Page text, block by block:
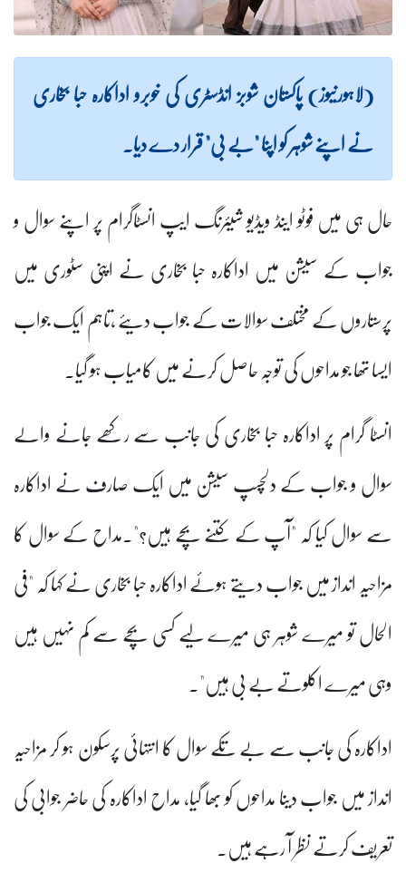
(لاہورنیوز) پاکستان شوبز انڈسٹری کی خوبرو اداکارہ حبا بخاری
نے اپنے شوہر کو اپنا "بے بی" قرار دے دیا۔
حال ہی میں فوٹو اینڈ ویڈیو شیئرنگ ایپ انسٹاگرام پر اپنے سوال و
جواب کے سیشن میں اداکارہ حبا بخاری نے اپنی سٹوری میں
پرستاروں کے مختلف سوالات کے جواب دیئے ،تاہم ایک جواب
ایسا تھا جو مداحوں کی توجہ حاصل کرنے میں کامیاب ہو گیا۔
انسٹا گرام پر اداکارہ حبا بخاری کی جانب سے رکھے جانے والے
سوال و جواب کے دلچسپ سیشن میں ایک صارف نے اداکارہ
سے سوال کیا کہ "آپ کے کتنے بچے ہیں؟"۔مداح کے سوال کا
مزاحیہ انداز میں جواب دیتے ہوئے اداکارہ حبا بخاری نے کہا کہ "فی
الحال تو میرے شوہر ہی میرے لیے کسی بچے سے کم نہیں ہیں
وہی میرے اکلوتے بے بی ہیں"۔
اداکارہ کی جانب سے بے تکے سوال کا انتہائی پرسکون ہو کر مزاحیہ
انداز میں جواب دینا مداحوں کو بھا گیا، مداح اداکارہ کی حاضر جوابی کی
تعریف کرتے نظر آ رہے ہیں۔